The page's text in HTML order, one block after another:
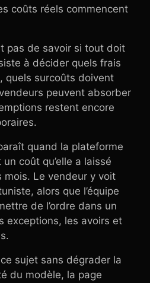
coûts réels commencent
pas de savoir si tout doit
à décider quels frais
quels surcoûts doivent
peuvent absorber
restent encore
quand la plateforme
coût qu’elle a laissé
mois. Le vendeur y voit
alors que l’équipe
de l’ordre dans un
exceptions, les avoirs et
sujet sans dégrader la
du modèle, la page